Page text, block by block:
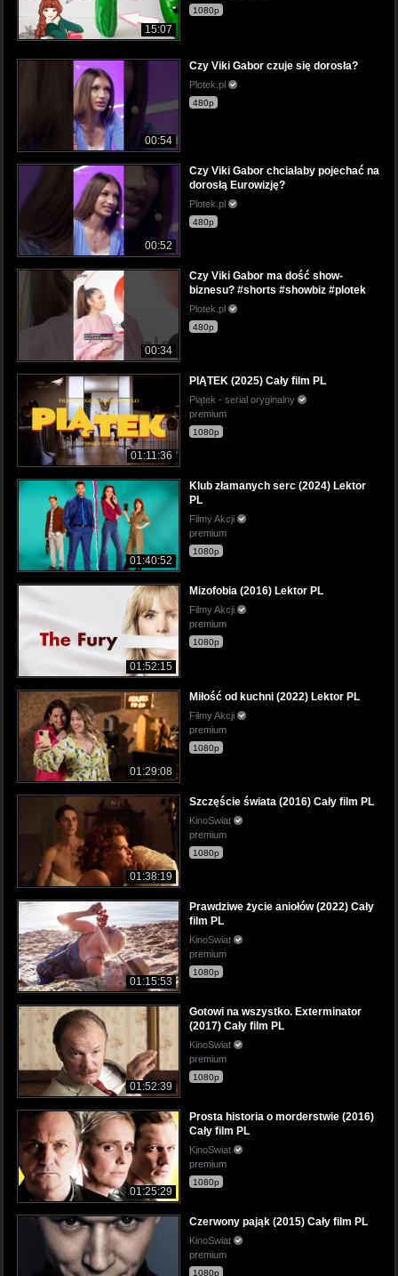
15:07
1080p
00:54
Czy Viki Gabor czuje się dorosła?
Plotek.pl
480p
00:52
Czy Viki Gabor chciałaby pojechać na
dorosłą Eurowizję?
Plotek.pl
480p
00:34
Czy Viki Gabor ma dość show-
biznesu? #shorts #showbiz #plotek
Plotek.pl
480p
01:11:36
PIĄTEK (2025) Cały film PL
Piątek - serial oryginalny
premium
1080p
01:40:52
Klub złamanych serc (2024) Lektor
PL
Filmy Akcji
premium
1080p
01:52:15
Mizofobia (2016) Lektor PL
Filmy Akcji
premium
1080p
01:29:08
Miłość od kuchni (2022) Lektor PL
Filmy Akcji
premium
1080p
01:38:19
Szczęście świata (2016) Cały film PL
KinoSwiat
premium
1080p
01:15:53
Prawdziwe życie aniołów (2022) Cały
film PL
KinoSwiat
premium
1080p
01:52:39
Gotowi na wszystko. Exterminator
(2017) Cały film PL
KinoSwiat
premium
1080p
01:25:29
Prosta historia o morderstwie (2016)
Cały film PL
KinoSwiat
premium
1080p
Czerwony pająk (2015) Cały film PL
KinoSwiat
premium
1080p